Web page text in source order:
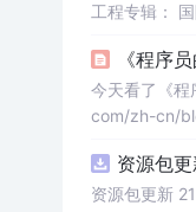
《程序
今天看了《
com/zh-cn/
资源包
资源包更新